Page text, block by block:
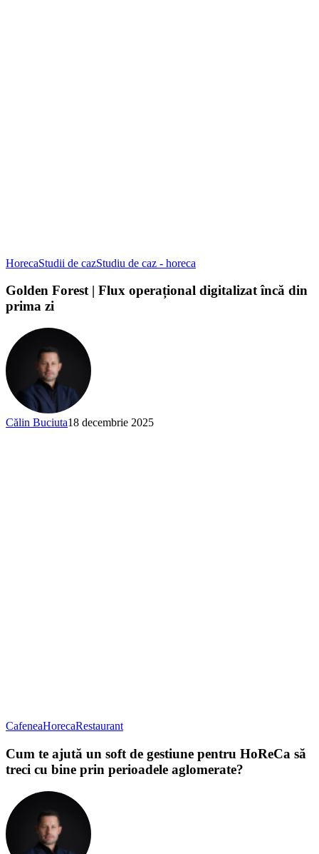
HorecaStudii de cazStudiu de caz - horeca
Golden Forest | Flux operațional digitalizat încă din
prima zi
Călin Buciuta18 decembrie 2025
CafeneaHorecaRestaurant
Cum te ajută un soft de gestiune pentru HoReCa să
treci cu bine prin perioadele aglomerate?